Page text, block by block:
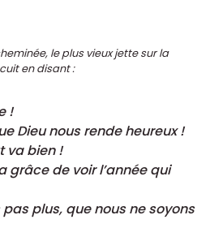
le plus vieux jette sur la
en disant :
!
Dieu nous rende heureux !
va bien !
grâce de voir l’année qui
plus, que nous ne soyons